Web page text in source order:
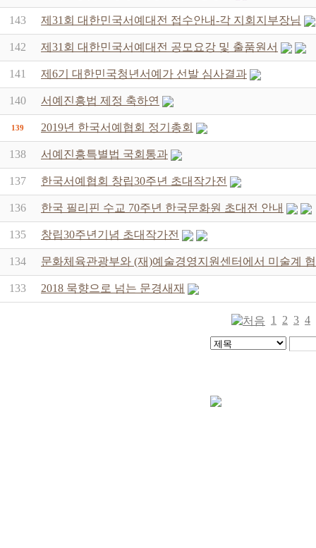
143 제31회 대한민국서예대전 접수안내-각 지회지부장님
142 제31회 대한민국서예대전 공모요강 및 출품원서
141 제6기 대한민국청년서예가 선발 심사결과
140 서예진흥법 제정 축하연
139 2019년 한국서예협회 정기총회
138 서예진흥특별법 국회통과
137 한국서예협회 창립30주년 초대작가전
136 한국 필리핀 수교 70주년 한국문화원 초대전 안내
135 창립30주년기념 초대작가전
134 문화체육관광부와 (재)예술경영지원센터에서 미술계
133 2018 묵향으로 넘는 문경새재
1 2 3 4